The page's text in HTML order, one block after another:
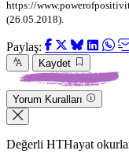
https://
(26.05.2018).
Paylaş:
Kaydet
Yorum Kuralları
Değerli HTHayat